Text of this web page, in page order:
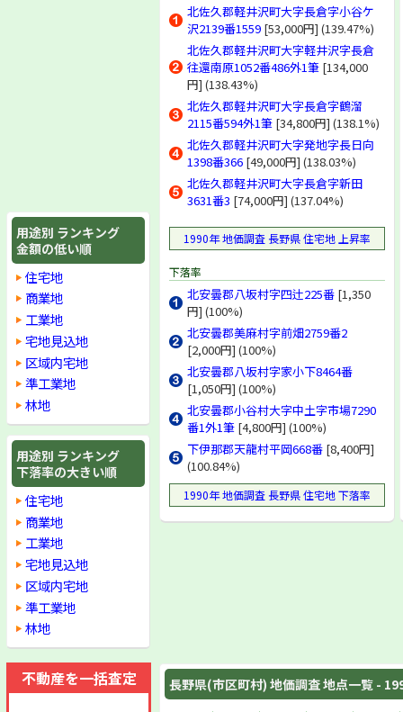
北佐久郡軽井沢町大字長倉字小谷ケ
沢2139番1559 [53,000円] (139.47%)
北佐久郡軽井沢町大字軽井沢字長倉
往還南原1052番486外1筆 [134,000
円] (138.43%)
北佐久郡軽井沢町大字長倉字鶴溜
2115番594外1筆 [34,800円] (138.1%)
北佐久郡軽井沢町大字発地字長日向
1398番366 [49,000円] (138.03%)
北佐久郡軽井沢町大字長倉字新田
3631番3 [74,000円] (137.04%)
1990年 地価調査 長野県 住宅地 上昇率
下落率
北安曇郡八坂村字四辻225番 [1,350
円] (100%)
北安曇郡美麻村字前畑2759番2
[2,000円] (100%)
北安曇郡八坂村字家小下8464番
[1,050円] (100%)
北安曇郡小谷村大字中土字市場7290
番1外1筆 [4,800円] (100%)
下伊那郡天龍村平岡668番 [8,400円]
(100.84%)
1990年 地価調査 長野県 住宅地 下落率
長野県(市区町村) 地価調査 地点一覧 -
下水内郡栄村
長野県(林地)
用途別 ランキング
金額の低い順
住宅地
商業地
工業地
宅地見込地
区域内宅地
準工業地
林地
用途別 ランキング
下落率の大きい順
住宅地
商業地
工業地
宅地見込地
区域内宅地
準工業地
林地
不動産を一括査定